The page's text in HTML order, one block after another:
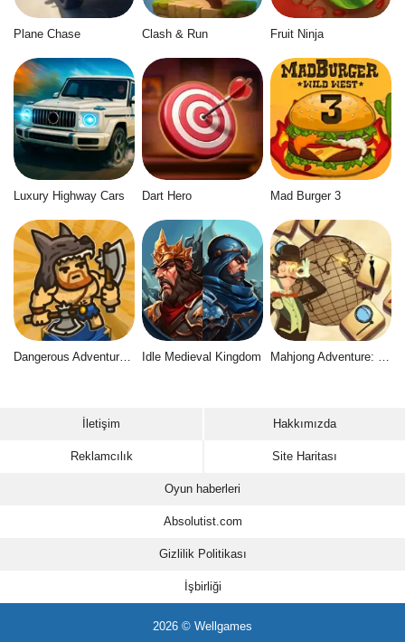
Plane Chase Clash & Run Fruit Ninja
Luxury Highway Cars Dart Hero Mad Burger 3
Idle Medieval Kingdom
İletişim Hakkımızda
Reklamcılık Site Haritası
Oyun haberleri
Absolutist.com
Gizlilik Politikası
İşbirliği
2026 © Wellgames